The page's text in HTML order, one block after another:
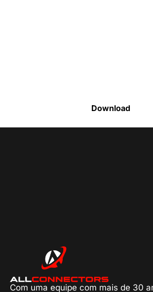
Download
Com uma equipe com mais de 30